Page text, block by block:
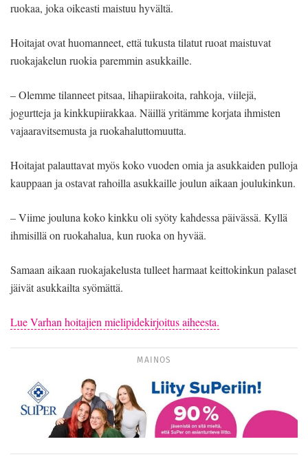
ruokaa, joka oikeasti maistuu hyvältä.
Hoitajat ovat huomanneet, että tukusta tilatut ruoat maistuvat
ruokajakelun ruokia paremmin asukkaille.
– Olemme tilanneet pitsaa, lihapiirakoita, rahkoja, viilejä,
jogurtteja ja kinkkupiirakkaa. Näillä yritämme korjata ihmisten
vajaaravitsemusta ja ruokahaluttomuutta.
Hoitajat palauttavat myös koko vuoden omia ja asukkaiden pulloja
kauppaan ja ostavat rahoilla asukkaille joulun aikaan joulukinkun.
– Viime jouluna koko kinkku oli syöty kahdessa päivässä. Kyllä
ihmisillä on ruokahalua, kun ruoka on hyvää.
Samaan aikaan ruokajakelusta tulleet harmaat keittokinkun palaset
jäivät asukkailta syömättä.
Lue Varhan hoitajien mielipidekirjoitus aiheesta.
MAINOS